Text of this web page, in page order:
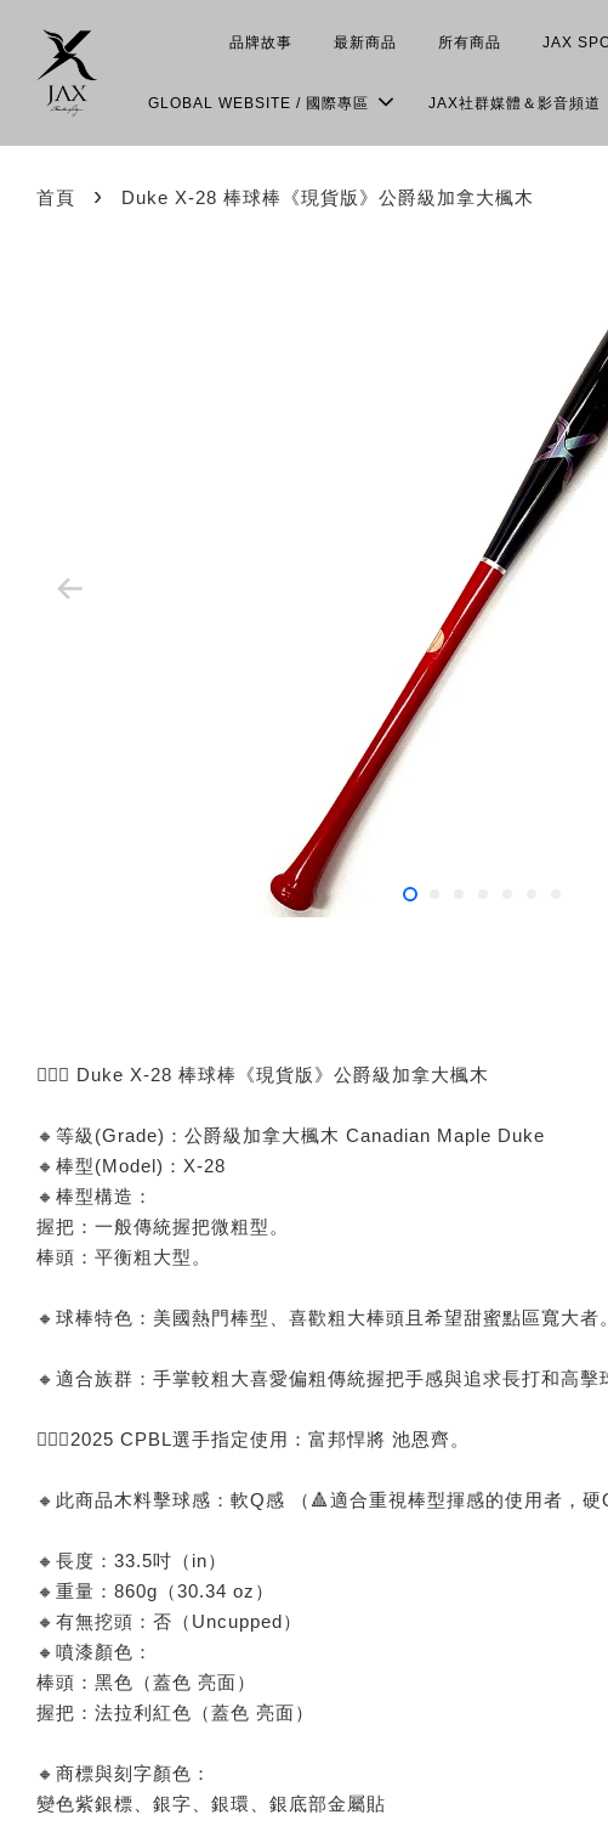
品牌故事 最新商品 所有商品 JAX
GLOBAL WEBSITE / 國際專區 JAX社群媒體＆影音頻道
首頁 › Duke X-28 棒球棒《現貨版》公爵級加拿大楓木
🙅🏻‍♂️ Duke X-28 棒球棒《現貨版》公爵級加拿大楓木
🔸等級(Grade)：公爵級加拿大楓木 Canadian Maple Duke
🔸棒型(Model)：X-28
🔸棒型構造：
握把：一般傳統握把微粗型。
棒頭：平衡粗大型。
🔸球棒特色：美國熱門棒型、喜歡粗大棒頭且希望甜蜜點區寬大者。
🔸適合族群：手掌較粗大喜愛偏粗傳統握把手感與追求長打和高擊
🙅🏻‍♂️2025 CPBL選手指定使用：富邦悍將 池恩齊。
🔸此商品木料擊球感：軟Q感 （🔺適合重視棒型揮感的使用者，
🔸長度：33.5吋（in）
🔸重量：860g（30.34 oz）
🔸有無挖頭：否（Uncupped）
🔸噴漆顏色：
棒頭：黑色（蓋色 亮面）
握把：法拉利紅色（蓋色 亮面）
🔸商標與刻字顏色：
變色紫銀標、銀字、銀環、銀底部金屬貼